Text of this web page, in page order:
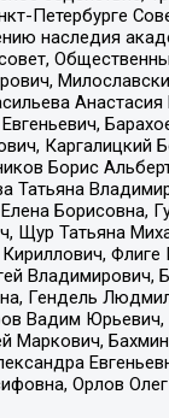
Петербурге
наследия
Каргалицкий
Борис
Щур Татьяна
Владимирович,
Гендель
Вадим
Маркович,
Орлов